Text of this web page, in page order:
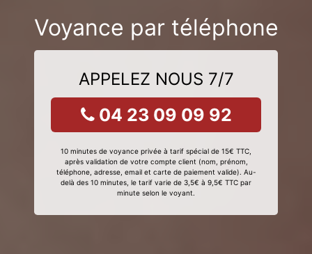
Voyance par téléphone
APPELEZ NOUS 7/7
04 23 09 09 92
10 minutes de voyance privée à tarif spécial de 15€ TTC,
après validation de votre compte client (nom, prénom,
téléphone, adresse, email et carte de paiement valide). Au-
delà des 10 minutes, le tarif varie de 3,5€ à 9,5€ TTC par
minute selon le voyant.